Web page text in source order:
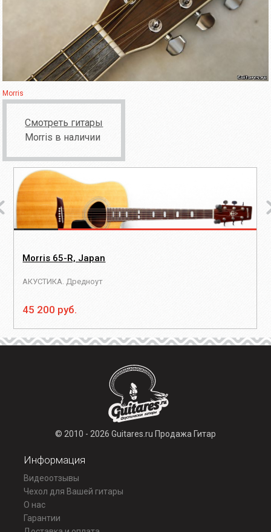
Morris
Смотреть гитары
Morris в наличии
Morris 65-R, Japan
АКУСТИКА. Дредноут
45 200 руб.
© 2010 - 2026 Guitares.ru Продажа Гитар
Информация
Видеоотзывы
Чехол для Вашей гитары
О нас
Гарантии